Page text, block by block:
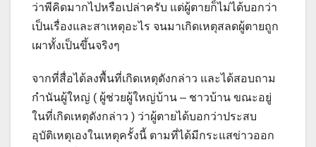
ว่าพีคิดมากไปหรือเปล่าครับ แต่ผู้ตายก็ไม่ได้บอกว่า
เป็นเรื่องและสาเหตุอะไร จนมาเกิดเหตุสลดผู้ตายถูก
เผาทั้งเป็นขึ้นจริงๆ
จากที่สื่อได้ลงพื้นที่เกิดเหตุดังกล่าว และได้สอบถาม
กำนันผู้ใหญ่ ( ผู้ช่วยผู้ใหญ่บ้าน – ชาวบ้าน ขณะอยู่
ในที่เกิดเหตุดังกล่าว ) ว่าผู้ตายได้บอกว่าประสบ
อุบัติเหตุเองในเหตุครั้งนี้ ตามที่ได้มีกระแสข่าวออก